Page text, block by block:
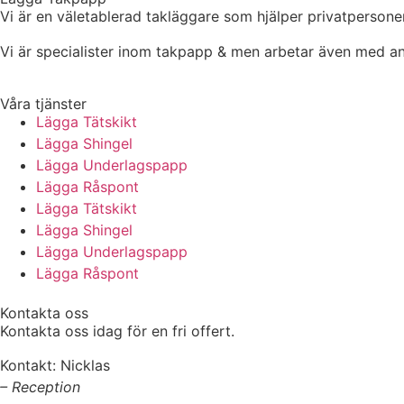
Vi är en väletablerad takläggare som hjälper
Vi är specialister inom takpapp & men arbetar även med
Våra tjänster
Lägga Tätskikt
Lägga Shingel
Lägga Underlagspapp
Lägga Råspont
Lägga Tätskikt
Lägga Shingel
Lägga Underlagspapp
Lägga Råspont
Kontakta oss
Kontakta oss idag för en fri offert.
Kontakt: Nicklas
– Reception